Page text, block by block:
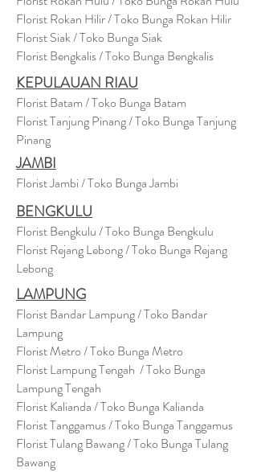
Florist Rokan Hilir / Toko Bunga Rokan Hilir
Florist Siak / Toko Bunga Siak
Florist Bengkalis / Toko Bunga Bengkalis
KEPULAUAN RIAU
Florist Batam / Toko Bunga Batam
Florist Tanjung Pinang / Toko Bunga Tanjung
Pinang
JAMBI
Florist Jambi / Toko Bunga Jambi
BENGKULU
Florist Bengkulu / Toko Bunga Bengkulu
Florist Rejang Lebong / Toko Bunga Rejang
Lebong
LAMPUNG
Florist Bandar Lampung / Toko Bandar
Lampung
Florist Metro / Toko Bunga Metro
Florist Lampung Tengah / Toko Bunga
Lampung Tengah
Florist Kalianda / Toko Bunga Kalianda
Florist Tanggamus / Toko Bunga Tanggamus
Florist Tulang Bawang / Toko Bunga Tulang
Bawang